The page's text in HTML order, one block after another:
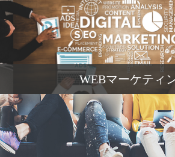
WEBマーケティ